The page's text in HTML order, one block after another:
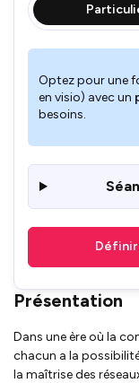
Optez pour une
en visio) avec un
besoins.
Présentation
Dans une ère où la
chacun a la
la maîtrise des